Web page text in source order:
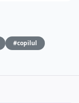
#copilul